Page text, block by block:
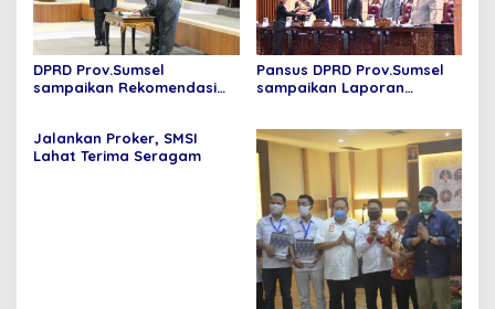
DPRD Prov.Sumsel
sampaikan Rekomendasi
Pansus DPRD Prov.Sumsel
sampaikan Laporan
Rekomendasi
Jalankan Proker, SMSI
Lahat Terima Seragam